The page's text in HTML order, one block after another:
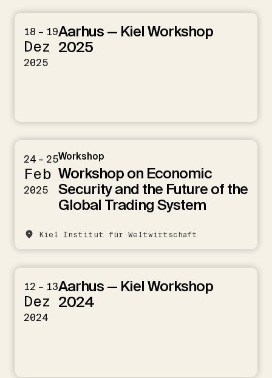
18 – 19
Dez
2025
Aarhus — Kiel Workshop
2025
24 – 25
Feb
2025
Workshop
Workshop on Economic
Security and the Future of the
Global Trading System
Kiel Institut für Weltwirtschaft
12 – 13
Dez
2024
Aarhus — Kiel Workshop
2024